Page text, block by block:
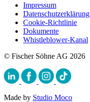
Impressum
Datenschutzerklärung
Cookie-Richtlinie
Dokumente
Whistleblower-Kanal
© Fischer Söhne AG 2026
Made by Studio Moco